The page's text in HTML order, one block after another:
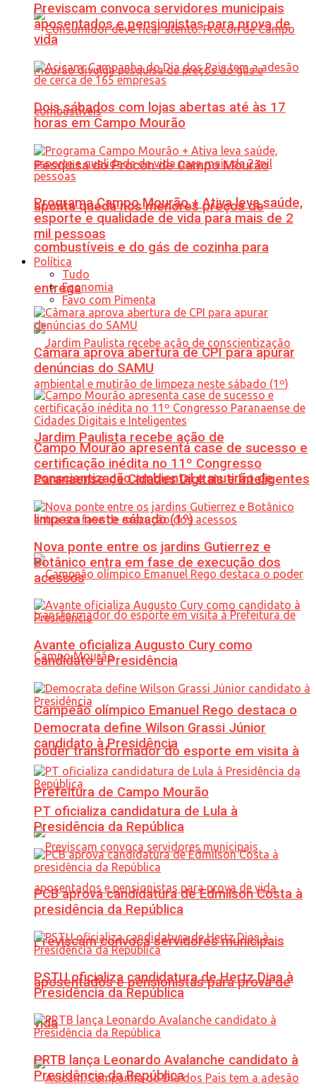
Pesquisa do Procon de Campo Mourão
aponta queda nos menores preços de
combustíveis e do gás de cozinha para
entrega
Jardim Paulista recebe ação de
conscientização ambiental e mutirão de
limpeza neste sábado (1º)
Campeão olímpico Emanuel Rego destaca o
poder transformador do esporte em visita à
Prefeitura de Campo Mourão
Previscam convoca servidores municipais
aposentados e pensionistas para prova de
vida
Previscam convoca servidores municipais
aposentados e pensionistas para prova de
vida
Dois sábados com lojas abertas até às 17
horas em Campo Mourão
Programa Campo Mourão + Ativa leva saúde,
esporte e qualidade de vida para mais de 2
mil pessoas
Política
Tudo
Economia
Favo com Pimenta
Câmara aprova abertura de CPI para apurar
denúncias do SAMU
Campo Mourão apresenta case de sucesso e
certificação inédita no 11º Congresso
Paranaense de Cidades Digitais e Inteligentes
Nova ponte entre os jardins Gutierrez e
Botânico entra em fase de execução dos
acessos
Avante oficializa Augusto Cury como
candidato à Presidência
Democrata define Wilson Grassi Júnior
candidato à Presidência
PT oficializa candidatura de Lula à
Presidência da República
PCB aprova candidatura de Edmilson Costa à
presidência da República
PSTU oficializa candidatura de Hertz Dias à
Presidência da República
PRTB lança Leonardo Avalanche candidato à
Presidência da República